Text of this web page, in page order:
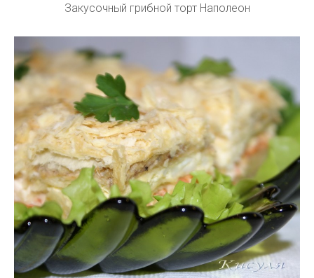
Закусочный грибной торт Наполеон